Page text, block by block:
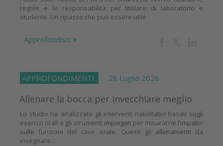
regole e le responsabilità per titolare di laboratorio e
studente. Un ripasso che può essere utile
Approfondisci
APPROFONDIMENTI 28 Luglio 2026
Allenare la bocca per invecchiare meglio
Lo studio ha analizzato gli interventi riabilitativi basati sugli
esercizi orali e gli strumenti impiegati per misurarne l’impatto
sulle funzioni del cavo orale. Questi gli allenamenti da
insegnare...